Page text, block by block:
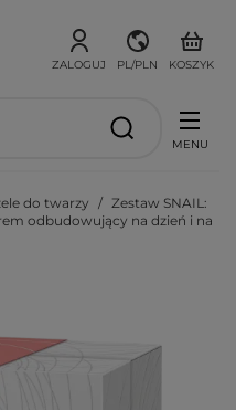
ZALOGUJ PL/PLN KOSZYK
MENU
do twarzy
Zestaw SNAIL:
odbudowujący na dzień i na